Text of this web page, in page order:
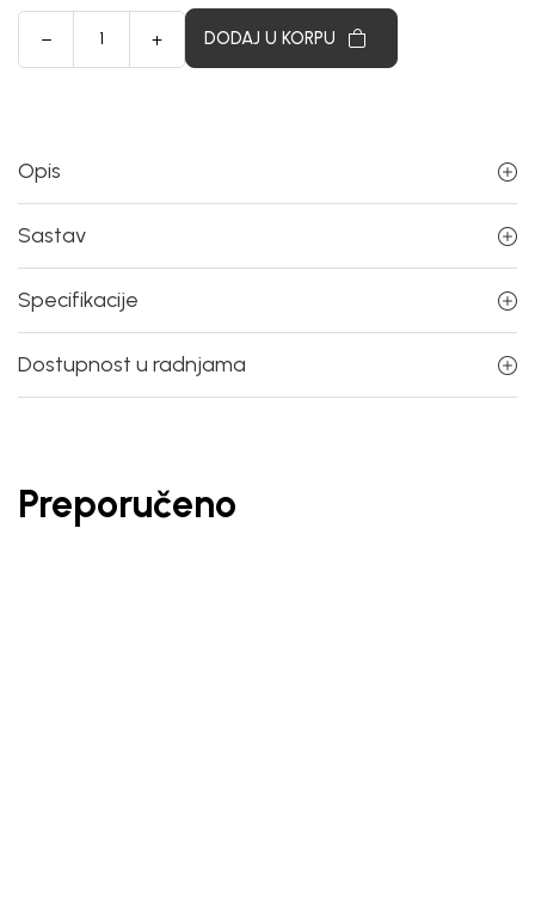
DODAJ U KORPU
Opis
Sastav
Specifikacije
Dostupnost u radnjama
Preporučeno